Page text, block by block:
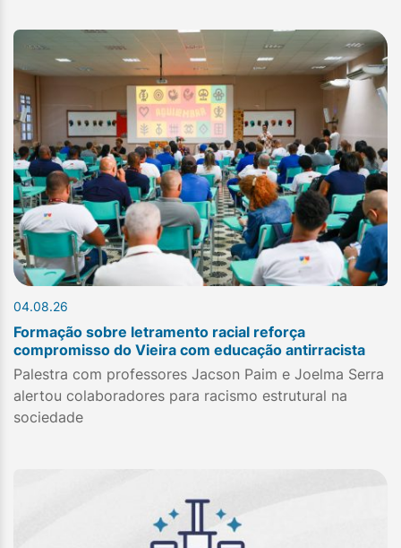
04.08.26
Formação sobre letramento racial reforça
compromisso do Vieira com educação antirracista
Palestra com professores Jacson Paim e Joelma Serra
alertou colaboradores para racismo estrutural na
sociedade